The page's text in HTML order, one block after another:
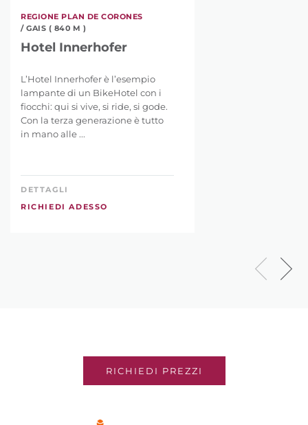
REGIONE PLAN DE CORONES
/ GAIS ( 840 M )
Hotel Innerhofer
L’Hotel Innerhofer è l’esempio
lampante di un BikeHotel con i
fiocchi: qui si vive, si ride, si gode.
Con la terza generazione è tutto
in mano alle ...
DETTAGLI
RICHIEDI ADESSO
RICHIEDI PREZZI